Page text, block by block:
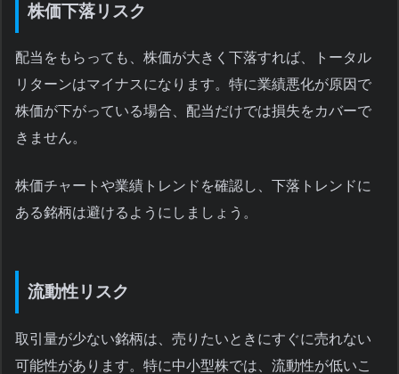
株価下落リスク
配当をもらっても、株価が大きく下落すれば、トータル
リターンはマイナスになります。特に業績悪化が原因で
株価が下がっている場合、配当だけでは損失をカバーで
きません。
株価チャートや業績トレンドを確認し、下落トレンドに
ある銘柄は避けるようにしましょう。
流動性リスク
取引量が少ない銘柄は、売りたいときにすぐに売れない
可能性があります。特に中小型株では、流動性が低いこ